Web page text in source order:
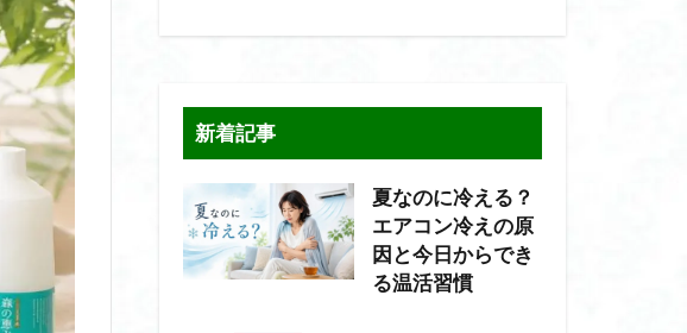
新着記事
夏なのに冷える？
エアコン冷えの原
因と今日からでき
る温活習慣